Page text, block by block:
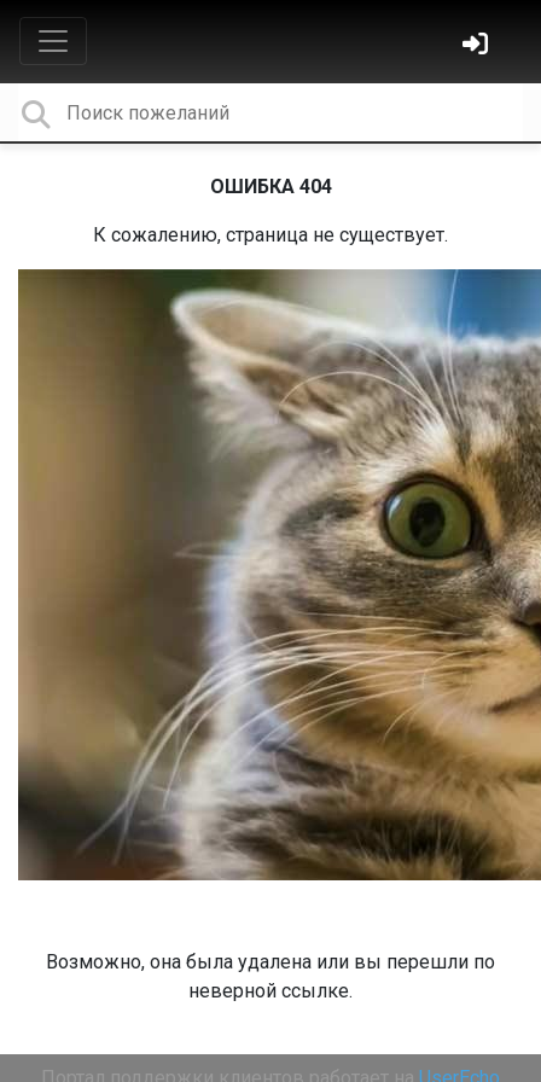
ОШИБКА 404
К сожалению, страница не существует.
Возможно, она была удалена или вы перешли по
неверной ссылке.